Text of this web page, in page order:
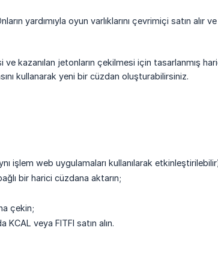
yardımıyla oyun varlıklarını çevrimiçi satın alır
kazanılan jetonların çekilmesi için tasarlanmış
kullanarak yeni bir cüzdan oluşturabilirsiniz.
işlem web uygulamaları kullanılarak
bir harici cüzdana aktarın;
çekin;
KCAL veya FITFI satın alın.